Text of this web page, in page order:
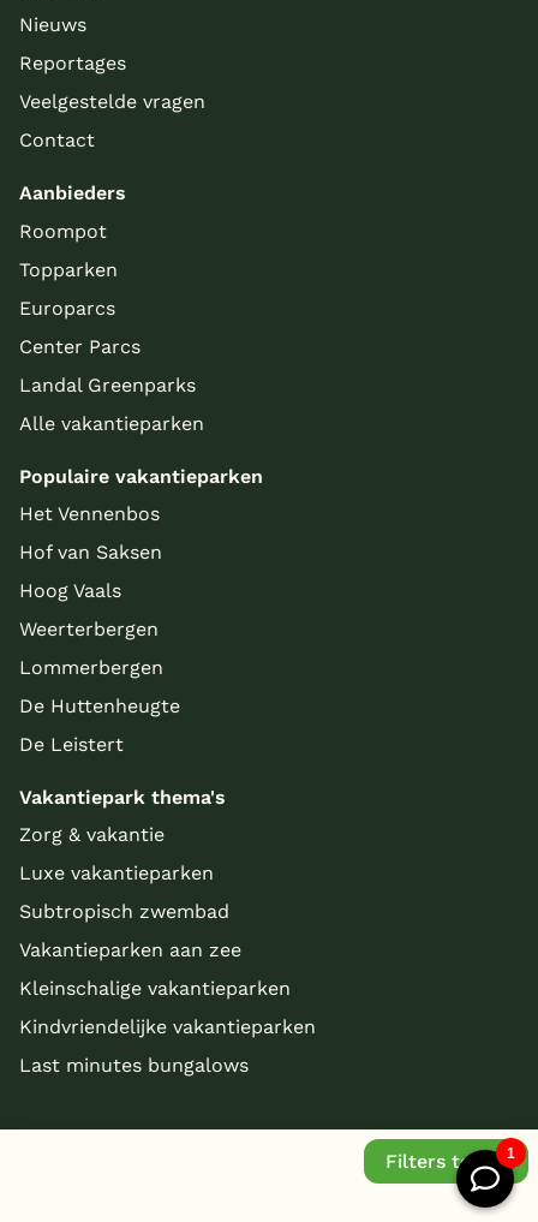
Filters tonen
Nieuws
Reportages
Veelgestelde vragen
Contact
Aanbieders
Roompot
Topparken
Europarcs
Center Parcs
Landal Greenparks
Alle vakantieparken
Populaire vakantieparken
Het Vennenbos
Hof van Saksen
Hoog Vaals
Weerterbergen
Lommerbergen
De Huttenheugte
De Leistert
Vakantiepark thema's
Zorg & vakantie
Luxe vakantieparken
Subtropisch zwembad
Vakantieparken aan zee
Kleinschalige vakantieparken
Kindvriendelijke vakantieparken
Last minutes bungalows
© Copyright 2026 - bungalowparkoverzicht.nl